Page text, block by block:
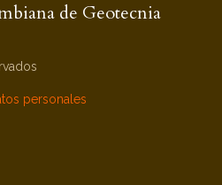
de Geotecnia
personales